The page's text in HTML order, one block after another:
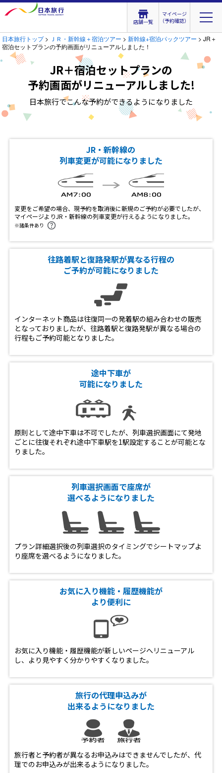
店舗一覧
マイページ
（予約確認）
日本旅行トップ> ＪＲ・新幹線＋宿泊ツアー >新幹線+宿泊パックツアー > JR＋
宿泊セットプランの予約画面がリニューアルしました！
JR＋宿泊セットプランの
予約画面がリニューアルしました!
日本旅行でこんな予約ができるようになりました
JR・新幹線の
列車変更が可能になりました
変更をご希望の場合、現予約を取消後に新規のご予約が必要でしたが、
マイページよりJR・新幹線の列車変更が行えるようになりました。
※諸条件あり
往路着駅と復路発駅が異なる行程の
ご予約が可能になりました
インターネット商品は往復同一の発着駅の組み合わせの販売
となっておりましたが、往路着駅と復路発駅が異なる場合の
行程もご予約可能となりました。
途中下車が
可能になりました
原則として途中下車は不可でしたが、列車選択画面にて発地
ごとに往復それぞれ途中下車駅を1駅設定することが可能とな
りました。
列車選択画面で座席が
選べるようになりました
プラン詳細選択後の列車選択のタイミングでシートマップよ
り座席を選べるようになりました。
お気に入り機能・履歴機能が
より便利に
お気に入り機能・履歴機能が新しいページへリニューアル
し、より見やすく分かりやすくなりました。
旅行の代理申込みが
出来るようになりました
旅行者と予約者が異なるお申込みはできませんでしたが、代
理でのお申込みが出来るようになりました。